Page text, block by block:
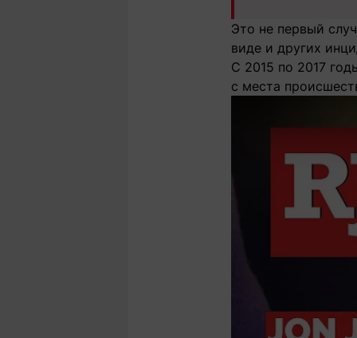
Это не первый
виде и других
С 2015 по 2017
с места